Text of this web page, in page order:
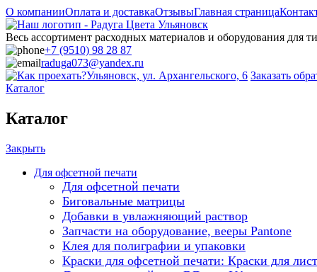
О компанииОплата и доставкаОтзывыГлавная страница
Весь ассортимент расходных материалов и оборудования для
+7 (9510) 98 28 87
raduga073@yandex.ru
Ульяновск, ул. Архангельского, 6 Заказать
Каталог
Каталог
Закрыть
Для офсетной печати
Для офсетной печати
Биговальные матрицы
Добавки в увлажняющий раствор
Запчасти на оборудование, вееры Pantone
Клея для полиграфии и упаковки
Краски для офсетной печати: Краски для